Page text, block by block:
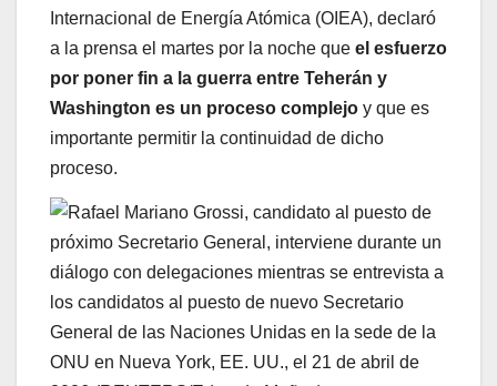
Internacional de Energía Atómica (OIEA), declaró
a la prensa el martes por la noche que el esfuerzo
por poner fin a la guerra entre Teherán y
Washington es un proceso complejo y que es
importante permitir la continuidad de dicho
proceso.